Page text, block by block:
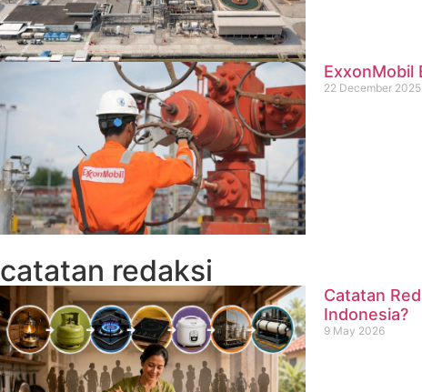
ExxonMobil
22 December 2025
catatan redaksi
Catatan
Indonesia?
9 May 2026